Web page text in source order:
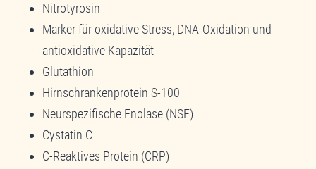
Nitrotyrosin
Marker für oxidative Stress, DNA-Oxidation und
antioxidative Kapazität
Glutathion
Hirnschrankenprotein S-100
Neurspezifische Enolase (NSE)
Cystatin C
C-Reaktives Protein (CRP)